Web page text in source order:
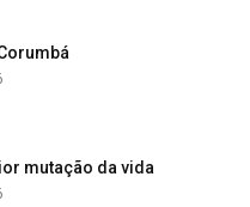
mutação da vida